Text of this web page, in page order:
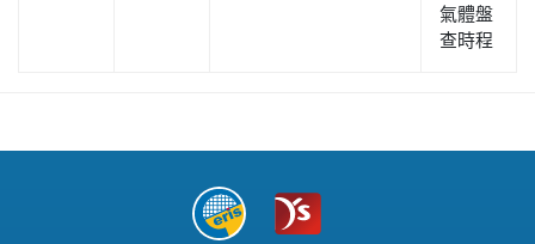
氣體盤
查時程